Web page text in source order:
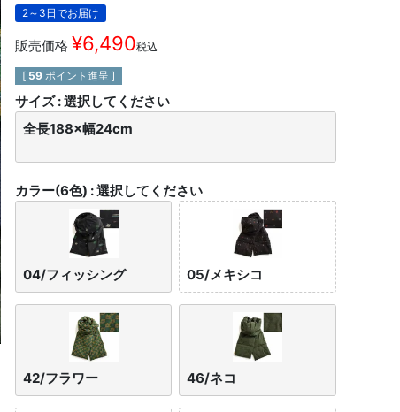
2～3日でお届け
販売価格 ¥6,490税込
[ 59 ポイント進呈 ]
サイズ 選択してください
全長188×幅24cm
カラー(6色) 選択してください
04/フィッシング 05/メキシコ
42/フラワー 46/ネコ